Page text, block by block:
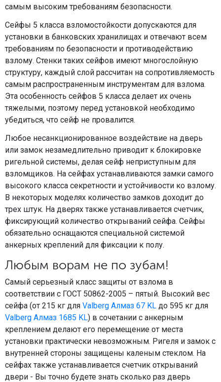
самым высоким требованиям безопасности.
Сейфы 5 класса взломостойкости допускаются для
установки в банковских хранилищах и отвечают всем
требованиям по безопасности и противодействию
взлому. Стенки таких сейфов имеют многослойную
структуру, каждый слой рассчитан на сопротивляемость
самым распространенным инструментам для взлома.
Эта особенность сейфов 5 класса делает их очень
тяжелыми, поэтому перед установкой необходимо
убедиться, что сейф не провалится.
Любое несанкционированное воздействие на дверь
или замок незамедлительно приводит к блокировке
ригельной системы, делая сейф неприступным для
взломщиков. На сейфах устанавливаются замки самого
высокого класса секретности и устойчивости ко взлому.
В некоторых моделях количество замков доходит до
трех штук. На дверях также устанавливается счетчик,
фиксирующий количество открываний сейфа. Сейфы
обязательно оснащаются специальной системой
анкерных креплений для фиксации к полу.
Любым ворам не по зубам!
Самый серьезный класс защиты от взлома в
соответствии с ГОСТ 50862-2005 – пятый. Высокий вес
сейфа (от 215 кг для Valberg Алмаз 67 KL до 595 кг для
Valberg Алмаз 1685 KL) в сочетании с анкерным
креплением делают его перемещение от места
установки практически невозможным. Ригеля и замок с
внутренней стороны защищены каленым стеклом. На
сейфах также устанавливается счетчик открываний
двери - Вы точно будете знать сколько раз дверь